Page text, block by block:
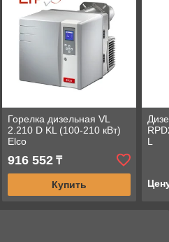
Горелка дизельная VL
2.210 D KL (100-210 кВт)
Elco
916 552₸
Купить
L